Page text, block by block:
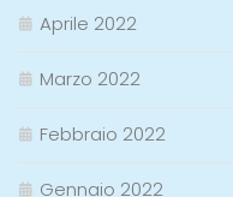
Aprile 2022
Marzo 2022
Febbraio 2022
Gennaio 2022